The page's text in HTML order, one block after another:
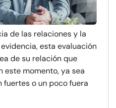
de las relaciones y la
esta evaluación
de su relación que
este momento, ya sea
fuertes o un poco fuera